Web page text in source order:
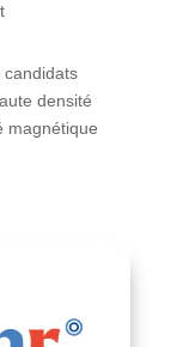
candidats
densité
magnétique